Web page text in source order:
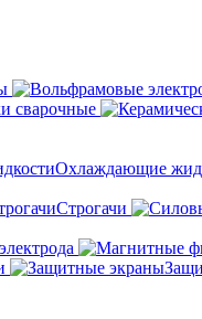
сварочные
Охлаждающие
Строгачи